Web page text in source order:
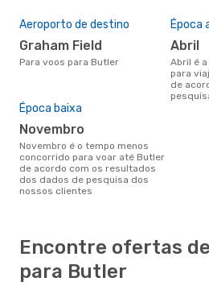
Aeroporto de destino
Graham Field
Para voos para Butler
Época
abril
abril é a altura mais concorrida
para
de
Época baixa
novembro
novembro é o tempo menos
concorrido para voar até Butler
de acordo com os resultados
dos dados de pesquisa dos
nossos clientes
Encontre ofertas
para Butler